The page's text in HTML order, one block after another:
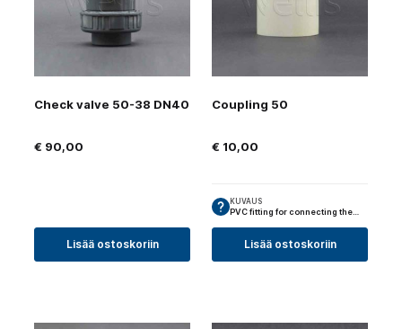
Check valve 50-38 DN40
€ 90,00
Lisää ostoskoriin
Coupling 50
€ 10,00
KUVAUS
PVC fitting for connecting the…
Lisää ostoskoriin